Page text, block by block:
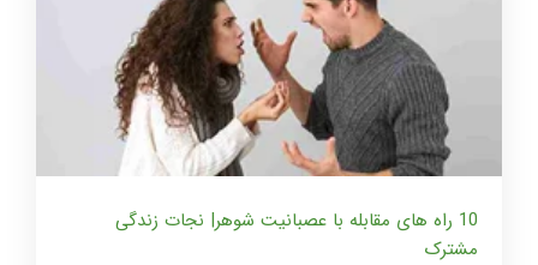
10 راه های مقابله با عصبانیت شوهر| نجات زندگی
مشترک